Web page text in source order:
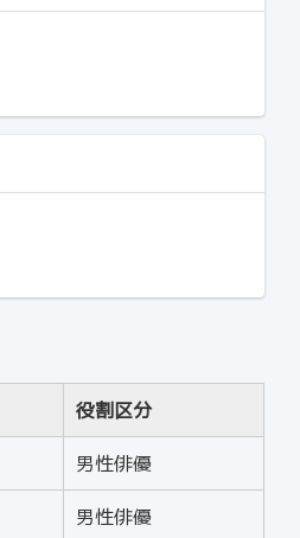
役割区分
男性俳優
男性俳優